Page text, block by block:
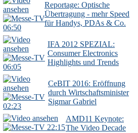
06:50
Reportage: Optische
Übertragung - mehr Speed
für Handys, PDAs & Co.
06:05
IFA 2012 SPEZIAL:
Consumer Electronics
Highlights und Trends
02:23
CeBIT 2016: Eröffnung
durch Wirtschaftsminister
Sigmar Gabriel
22:15
AMD11 Keynote:
The Video Decade